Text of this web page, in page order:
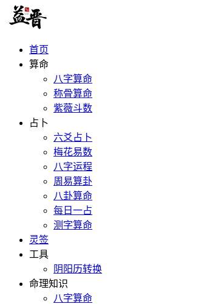
首页
算命
八字算命
称骨算命
紫薇斗数
占卜
六爻占卜
梅花易数
八字运程
周易算卦
八卦算命
每日一占
测字算命
灵签
工具
阴阳历转换
命理知识
八字算命